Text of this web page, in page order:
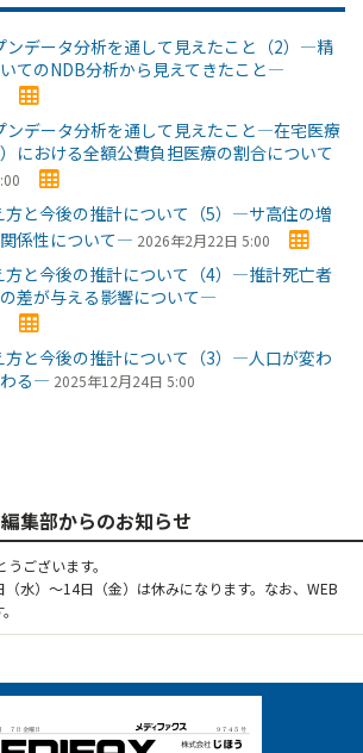
ンデータ分析を通して見えたこと（2）―精
てのNDB分析から見えてきたこと―
ンデータ分析を通して見えたこと―在宅医療
）における全額公費負担医療の割合について
方と今後の推計について（5）―サ高住の増
係性について― 2026年2月22日 5:00
方と今後の推計について（4）―推計死亡者
差が与える影響について―
方と今後の推計について（3）―人口が変わ
わる― 2025年12月24日 5:00
編集部からのお知らせ
ございます。
水）～14日（金）は休みになります。なお、WEB